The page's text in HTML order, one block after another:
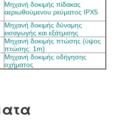
Μηχανή δοκιμής πίδακας
αεριωθούμενου ρεύματος IPX5
Μηχανή δοκιμής δύναμης
εισαγωγής και εξάτμισης
Μηχανή δοκιμής πτώσης (ύψος
πτώσης: 1m)
Μηχανή δοκιμής οδήγησης
οχήματος